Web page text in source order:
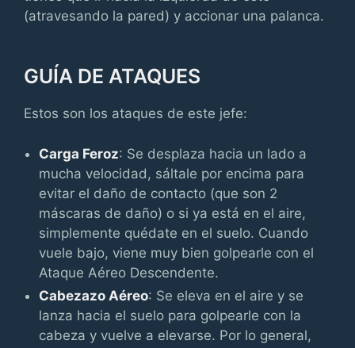
(atravesando la pared) y accionar una palanca.
GUÍA DE ATAQUES
Estos son los ataques de este jefe:
Carga Feroz: Se desplaza hacia un lado a
mucha velocidad, sáltale por encima para
evitar el daño de contacto (que son 2
máscaras de daño) o si ya está en el aire,
simplemente quédate en el suelo. Cuando
vuele bajo, viene muy bien golpearle con el
Ataque Aéreo Descendente.
Cabezazo Aéreo: Se eleva en el aire y se
lanza hacia el suelo para golpearle con la
cabeza y vuelve a elevarse. Por lo general,